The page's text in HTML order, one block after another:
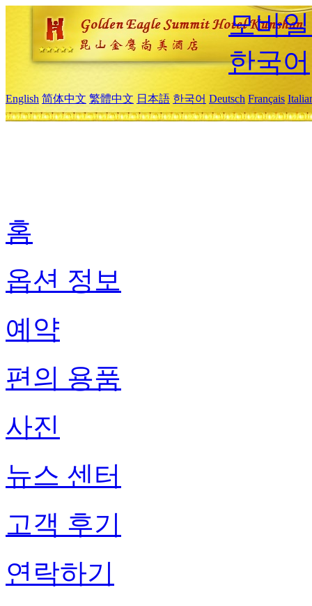
모바
한국어
English 简体中文 繁體中文 日本語 한국어 Deutsch Français
홈
옵션 정보
예약
편의 용품
사진
뉴스 센터
고객 후기
연락하기